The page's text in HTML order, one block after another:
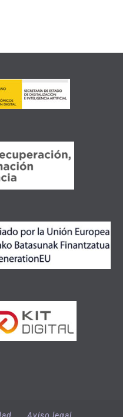
Aviso legal